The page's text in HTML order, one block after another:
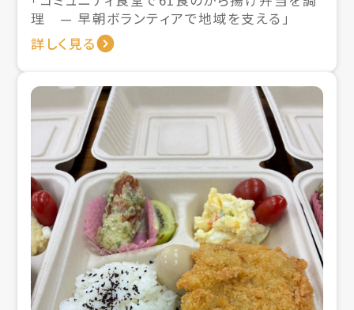
理 — 早朝ボランティアで地域を支える」
詳しく見る